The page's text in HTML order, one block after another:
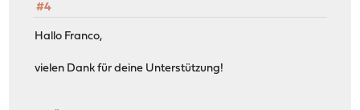
#4
Hallo Franco,
vielen Dank für deine Unterstützung!